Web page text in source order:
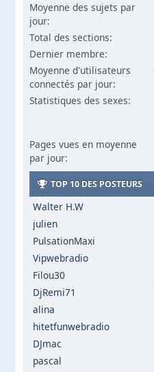
Moyenne des sujets par
jour:
Total des sections:
Dernier membre:
Moyenne d'utilisateurs
connectés par jour:
Statistiques des sexes:
Pages vues en moyenne
par jour:
TOP 10 DES POSTEURS
Walter H.W
julien
PulsationMaxi
Vipwebradio
Filou30
DjRemi71
alina
hitetfunwebradio
DJmac
pascal